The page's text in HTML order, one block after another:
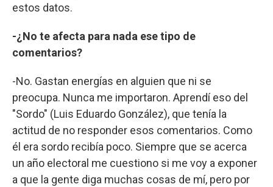
estos datos.
-¿No te afecta para nada ese tipo de
comentarios?
-No. Gastan energías en alguien que ni se
preocupa. Nunca me importaron. Aprendí eso del
"Sordo" (Luis Eduardo González), que tenía la
actitud de no responder esos comentarios. Como
él era sordo recibía poco. Siempre que se acerca
un año electoral me cuestiono si me voy a exponer
a que la gente diga muchas cosas de mí, pero por